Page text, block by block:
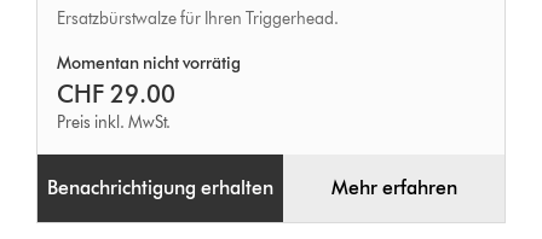
Ersatzbürstwalze für Ihren Triggerhead.
Momentan nicht vorrätig
CHF 29.00
Preis inkl. MwSt.
Benachrichtigung erhalten Mehr erfahren